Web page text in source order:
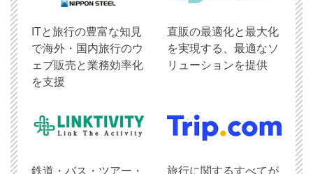
ITと旅行の豊富な知見
で海外・国内旅行のウ
ェブ販売と業務効率化
を支援
直販の最適化と最大化
を実現する、最適なソ
リューションを提供
鉄道・バス・ツアー・
旅行に関するすべてが